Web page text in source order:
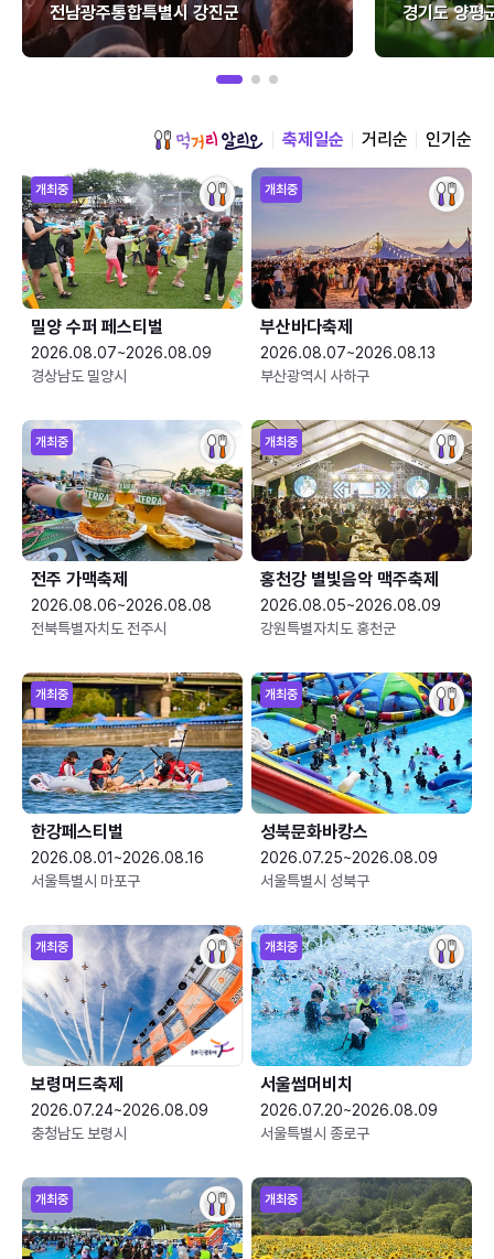
전남광주통합특별시 강진군
경기도 양평
축제일순 거리순 인기순
개최중
밀양 수퍼 페스티벌
2026.08.07~2026.08.09
경상남도 밀양시
개최중
부산바다축제
2026.08.07~2026.08.13
부산광역시 사하구
개최중
전주 가맥축제
2026.08.06~2026.08.08
전북특별자치도 전주시
개최중
홍천강 별빛음악 맥주축제
2026.08.05~2026.08.09
강원특별자치도 홍천군
개최중
한강페스티벌
2026.08.01~2026.08.16
서울특별시 마포구
개최중
성북문화바캉스
2026.07.25~2026.08.09
서울특별시 성북구
개최중
보령머드축제
2026.07.24~2026.08.09
충청남도 보령시
개최중
서울썸머비치
2026.07.20~2026.08.09
서울특별시 종로구
개최중 개최중